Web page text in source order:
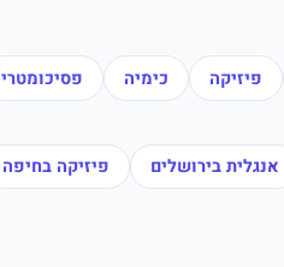
פיזיקה כימיה פסיכומטרי
אנגלית בירושלים פיזיקה בחיפה